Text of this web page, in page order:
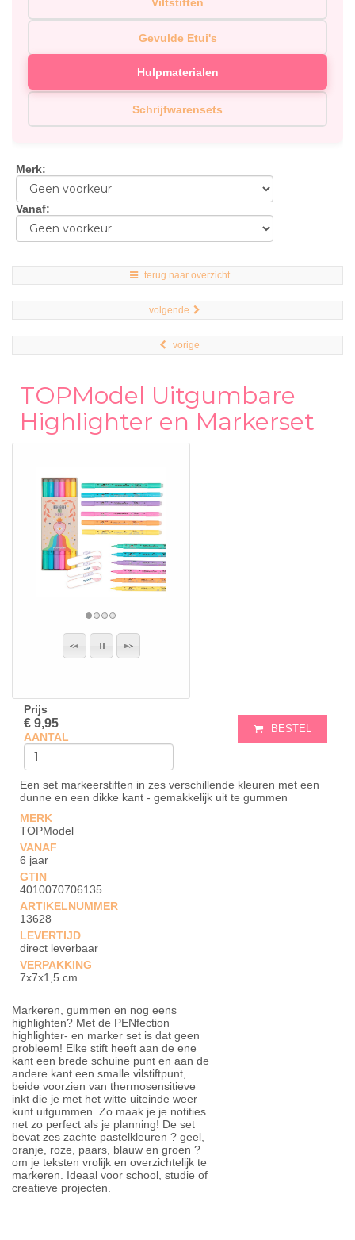
Gevulde Etui's
Hulpmaterialen
Schrijfwarensets
Merk:
Vanaf:
terug naar overzicht
volgende
vorige
TOPModel Uitgumbare
Highlighter en Markerset
Prijs
€ 9,95
AANTAL
BESTEL
Een set markeerstiften in zes verschillende kleuren met een
dunne en een dikke kant - gemakkelijk uit te gummen
MERK
TOPModel
VANAF
6 jaar
GTIN
4010070706135
ARTIKELNUMMER
13628
LEVERTIJD
direct leverbaar
VERPAKKING
7x7x1,5 cm
Markeren, gummen en nog eens
highlighten? Met de PENfection
highlighter- en marker set is dat geen
probleem! Elke stift heeft aan de ene
kant een brede schuine punt en aan de
andere kant een smalle vilstiftpunt,
beide voorzien van thermosensitieve
inkt die je met het witte uiteinde weer
kunt uitgummen. Zo maak je je notities
net zo perfect als je planning! De set
bevat zes zachte pastelkleuren ? geel,
oranje, roze, paars, blauw en groen ?
om je teksten vrolijk en overzichtelijk te
markeren. Ideaal voor school, studie of
creatieve projecten.